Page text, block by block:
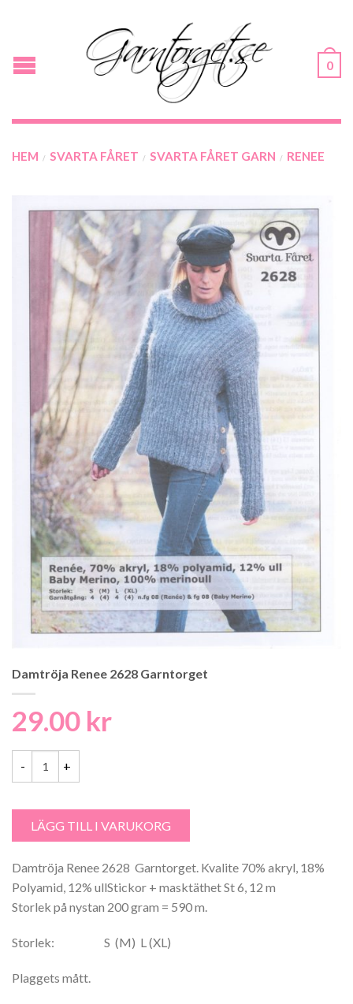
0
HEM / SVARTA FÅRET / SVARTA FÅRET GARN / RENEE
Damtröja Renee 2628 Garntorget
29.00 kr
LÄGG TILL I VARUKORG
Damtröja Renee 2628 Garntorget. Kvalite 70% akryl, 18%
Polyamid, 12% ullStickor + masktäthet St 6, 12 m
Storlek på nystan 200 gram = 590 m.
Storlek: S (M) L (XL)
Plaggets mått.